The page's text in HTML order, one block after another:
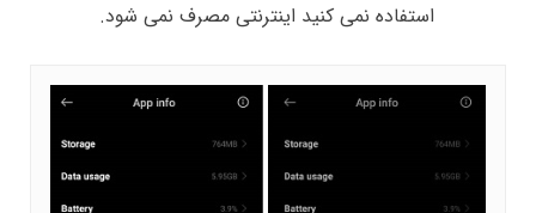
استفاده نمی کنید اینترنتی مصرف نمی شود.